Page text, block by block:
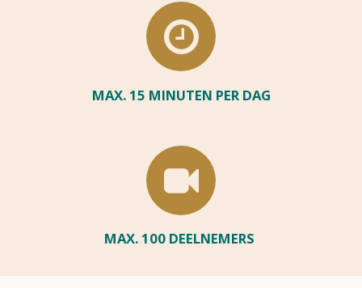
MAX. 15 MINUTEN PER DAG
MAX. 100 DEELNEMERS